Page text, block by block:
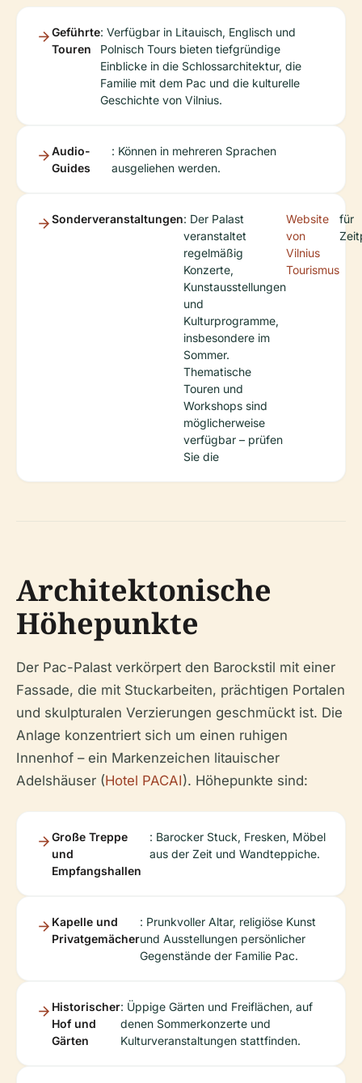
Geführte
Touren
: Verfügbar in Litauisch, Englisch und
Polnisch Tours bieten tiefgründige
Einblicke in die Schlossarchitektur, die
Familie mit dem Pac und die kulturelle
Geschichte von Vilnius.
Audio-
Guides
: Können in mehreren Sprachen
ausgeliehen werden.
Sonderveranstaltungen: Der Palast
veranstaltet
regelmäßig
Konzerte,
Kunstausstellungen
und
Kulturprogramme,
insbesondere im
Sommer.
Thematische
Touren und
Workshops sind
möglicherweise
verfügbar – prüfen
Sie die
Website
von
Vilnius
Tourismus
für
Architektonische
Höhepunkte
Der Pac-Palast verkörpert den Barockstil mit einer
Fassade, die mit Stuckarbeiten, prächtigen Portalen
und skulpturalen Verzierungen geschmückt ist. Die
Anlage konzentriert sich um einen ruhigen
Innenhof – ein Markenzeichen litauischer
Adelshäuser (Hotel PACAI). Höhepunkte sind:
Große Treppe
und
Empfangshallen
: Barocker Stuck, Fresken, Möbel
aus der Zeit und Wandteppiche.
Kapelle und
Privatgemächer
: Prunkvoller Altar, religiöse Kunst
und Ausstellungen persönlicher
Gegenstände der Familie Pac.
Historischer
Hof und
Gärten
: Üppige Gärten und Freiflächen, auf
denen Sommerkonzerte und
Kulturveranstaltungen stattfinden.